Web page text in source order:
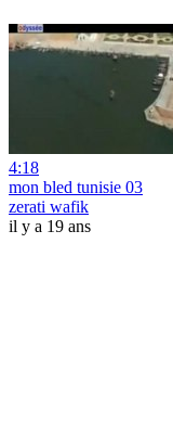
4:18
mon bled tunisie 03
zerati wafik
il y a 19 ans